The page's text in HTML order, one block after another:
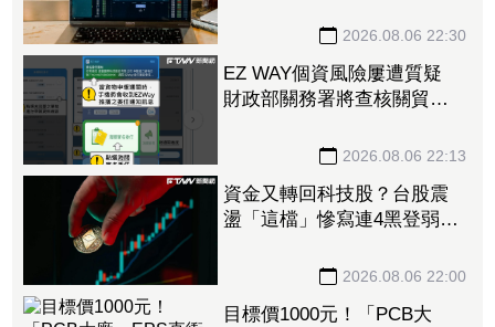
2026.08.06 22:30
EZ WAY個資風險屢遭質疑
財政部關務署將查核關貿公
2026.08.06 22:13
資金又轉回科技股？台股震
盪「這檔」慘寫連4黑登弱勢
2026.08.06 22:00
目標價1000元！「PCB大